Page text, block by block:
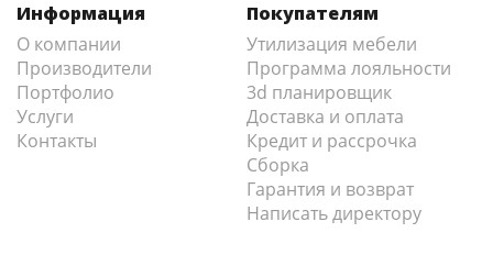
Информация
О компании
Производители
Портфолио
Услуги
Контакты
Покупателям
Утилизация мебели
Программа лояльности
3d планировщик
Доставка и оплата
Кредит и рассрочка
Сборка
Гарантия и возврат
Написать директору